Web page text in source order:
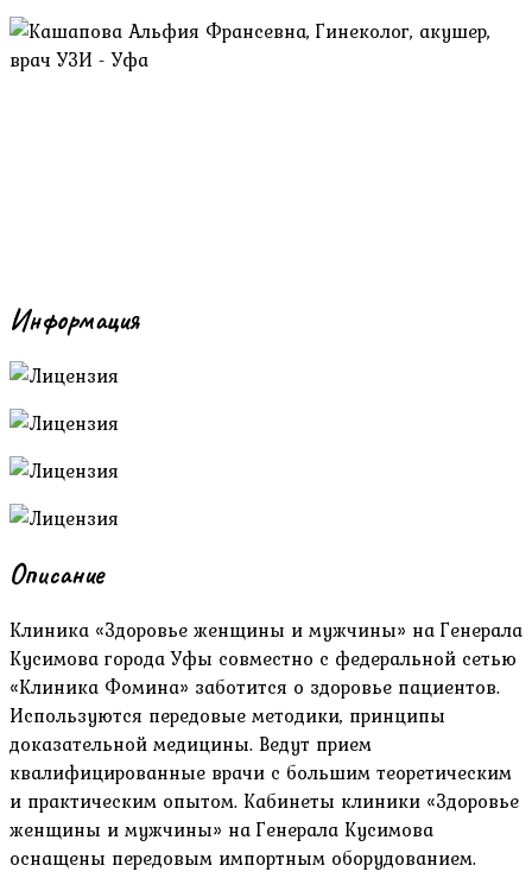
Информация
Описание
Клиника «Здоровье женщины и мужчины» на Генерала
Кусимова города Уфы совместно с федеральной сетью
«Клиника Фомина» заботится о здоровье пациентов.
Используются передовые методики, принципы
доказательной медицины. Ведут прием
квалифицированные врачи с большим теоретическим
и практическим опытом. Кабинеты клиники «Здоровье
женщины и мужчины» на Генерала Кусимова
оснащены передовым импортным оборудованием.